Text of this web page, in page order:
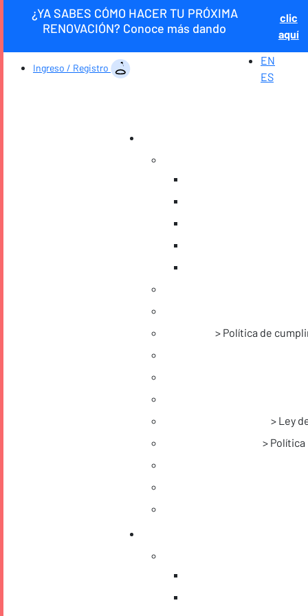
¿YA SABES CÓMO HACER TU PRÓXIMA
RENOVACIÓN? Conoce más dando
clic
aquí
Ingreso / Registro
EN
ES
Política de
Ley